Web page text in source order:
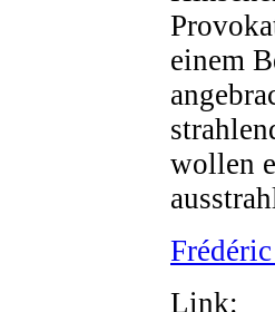
einem
wollen
Link: